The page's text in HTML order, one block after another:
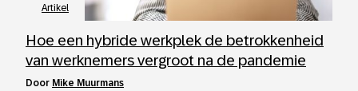
Artikel
Hoe een hybride werkplek de betrokkenheid
van werknemers vergroot na de pandemie
door Mike Muurmans